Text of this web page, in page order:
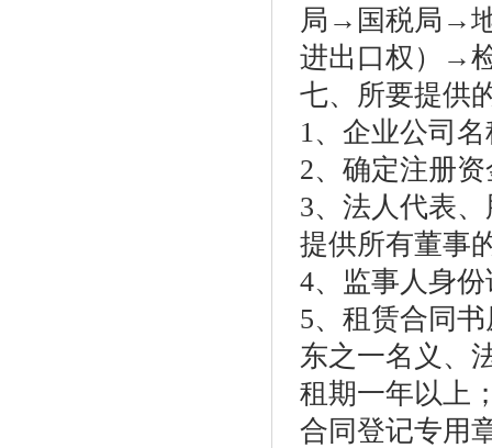
局→国税局→
进出口权）→
七、所要提供
1、企业公司
2、确定注册
3、法人代表
提供所有董事
4、监事人身
5、租赁合同
东之一名义、
租期一年以上
合同登记专用